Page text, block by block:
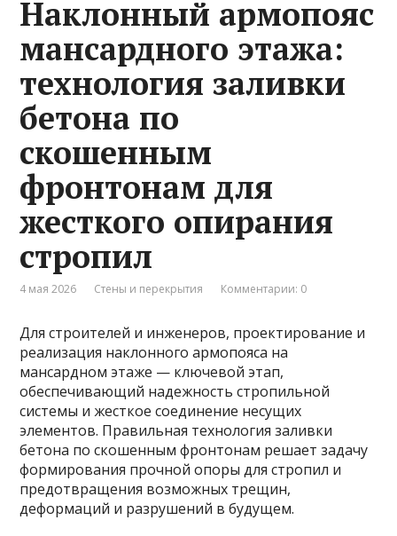
Наклонный армопояс
мансардного этажа:
технология заливки
бетона по
скошенным
фронтонам для
жесткого опирания
стропил
4 мая 2026 Стены и перекрытия Комментарии: 0
Для строителей и инженеров, проектирование и
реализация наклонного армопояса на
мансардном этаже — ключевой этап,
обеспечивающий надежность стропильной
системы и жесткое соединение несущих
элементов. Правильная технология заливки
бетона по скошенным фронтонам решает задачу
формирования прочной опоры для стропил и
предотвращения возможных трещин,
деформаций и разрушений в будущем.